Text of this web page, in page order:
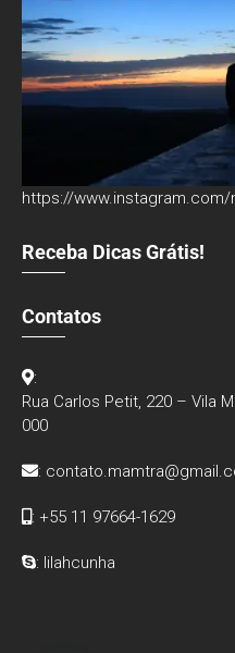
https://
Receba Dicas Grátis!
Contatos
:
Rua Carlos Petit, 220 – Vila
000
:
: +55 11 97664-1629
: lilahcunha